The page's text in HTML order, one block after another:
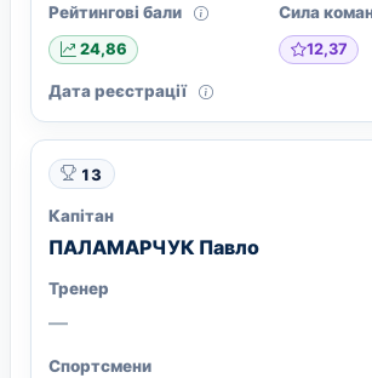
Рейтингові бали
24,86
Сила
12,37
Дата реєстрації
13
Капітан
ПАЛАМАРЧУК Павло
Тренер
—
Спортсмени